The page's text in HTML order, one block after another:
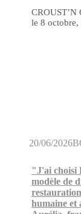
CROUST’N
le 8 octobre,
20/06/2026
"J'ai choisi
modèle de
humaine et